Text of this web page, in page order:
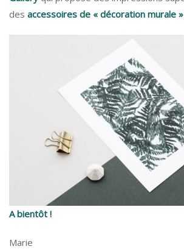
des accessoires de « décoration murale »
A bientôt !
Marie